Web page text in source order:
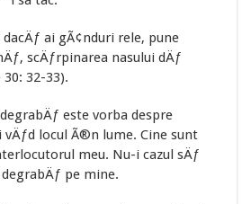
ai gÃ¢nduri rele, pune
scÄƒrpinarea nasului dÄƒ
32-33).
este vorba despre
locul Ã®n lume. Cine sunt
meu. Nu-i cazul sÄƒ
pe mine.